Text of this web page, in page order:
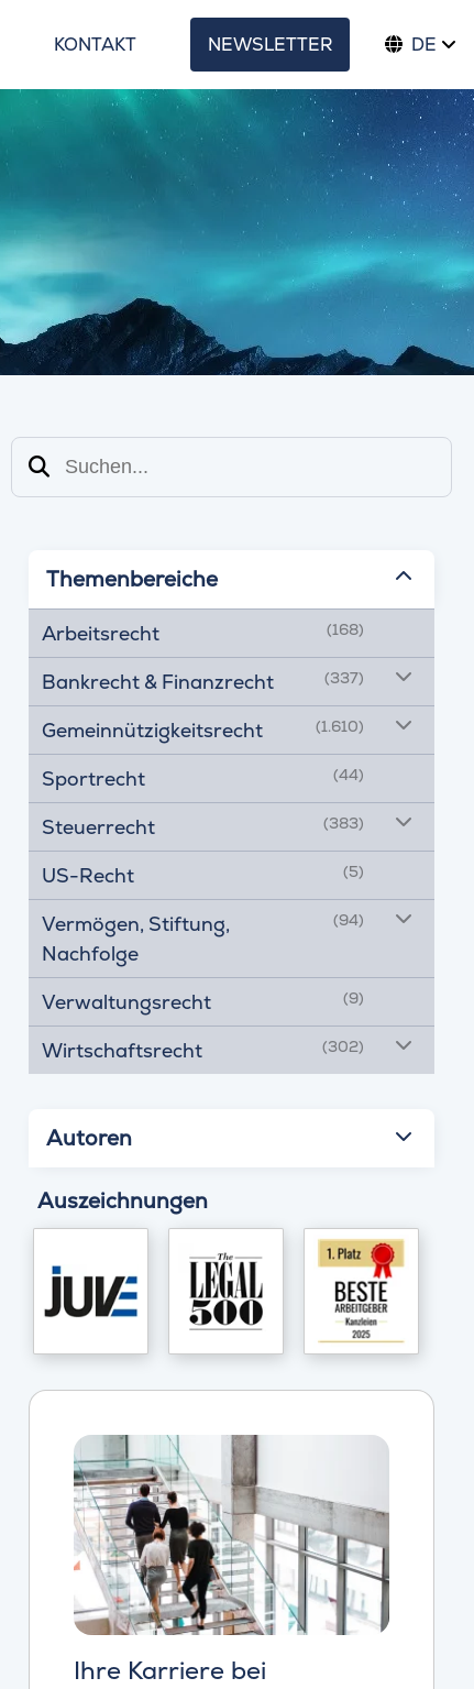
KONTAKT NEWSLETTER DE
Suchen
Themenbereiche
Arbeitsrecht (168)
Bankrecht & Finanzrecht (337)
Gemeinnützigkeitsrecht (1.610)
Sportrecht (44)
Steuerrecht (383)
US-Recht (5)
Vermögen, Stiftung,
Nachfolge
(94)
Verwaltungsrecht (9)
Wirtschaftsrecht (302)
Autoren
Auszeichnungen
Ihre Karriere bei